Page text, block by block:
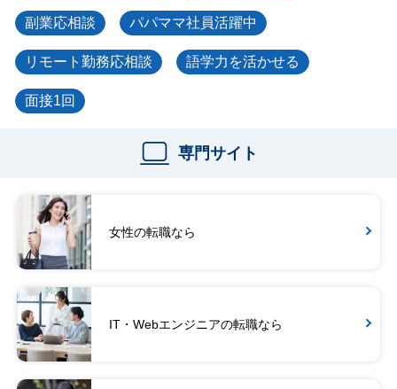
副業応相談 パパママ社員活躍中
リモート勤務応相談 語学力を活かせる
面接1回
専門サイト
女性の転職なら
IT・Webエンジニアの転職なら